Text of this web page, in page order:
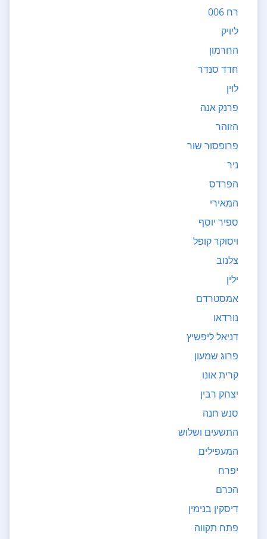
רח 006
ליויק
החרמון
חדד סנדר
לוין
פרנק אנה
הזוהר
פרופסור שור
ניר
הפרדס
המאירי
ספיר יוסף
ויסוקר קופל
צלנוב
ילין
אמסטרדם
נורדאו
דניאל ליפשיץ
פרוג שמעון
קרית אונו
יצחק רבין
סנש חנה
התשעים ושלוש
המעפילים
יפרח
הכרם
דיסקין בנימין
פתח תקווה